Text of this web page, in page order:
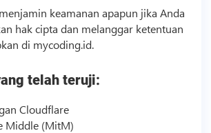
keamanan apapun jika Anda
hak cipta dan melanggar ketentuan
di mycoding.id.
telah teruji:
Cloudflare
Middle (MitM)